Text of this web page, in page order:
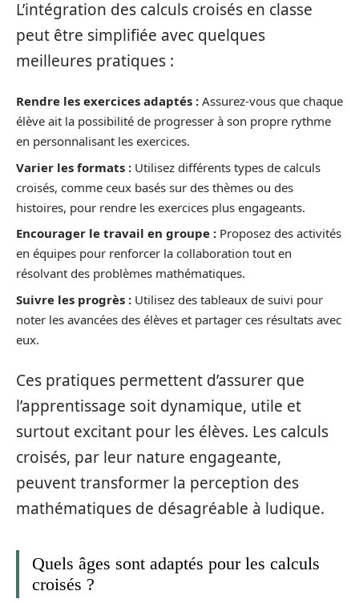
L’intégration des calculs croisés en classe
peut être simplifiée avec quelques
meilleures pratiques :
Rendre les exercices adaptés : Assurez-vous que chaque
élève ait la possibilité de progresser à son propre rythme
en personnalisant les exercices.
Varier les formats : Utilisez différents types de calculs
croisés, comme ceux basés sur des thèmes ou des
histoires, pour rendre les exercices plus engageants.
Encourager le travail en groupe : Proposez des activités
en équipes pour renforcer la collaboration tout en
résolvant des problèmes mathématiques.
Suivre les progrès : Utilisez des tableaux de suivi pour
noter les avancées des élèves et partager ces résultats avec
eux.
Ces pratiques permettent d’assurer que
l’apprentissage soit dynamique, utile et
surtout excitant pour les élèves. Les calculs
croisés, par leur nature engageante,
peuvent transformer la perception des
mathématiques de désagréable à ludique.
Quels âges sont adaptés pour les calculs
croisés ?